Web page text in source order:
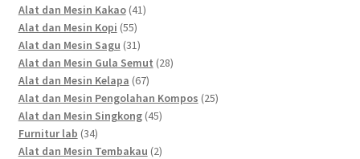
Alat dan Mesin Kakao 4141
Alat dan Mesin Kopi 5555
products
Alat dan Mesin Sagu 3131
products
Alat dan Mesin Gula Semut 2828
Alat dan Mesin Kelapa 6767
products
Alat dan Mesin Pengolahan Kompos 2525
Alat dan Mesin Singkong 4545
Furnitur lab 3434
products
Alat dan Mesin Tembakau 22